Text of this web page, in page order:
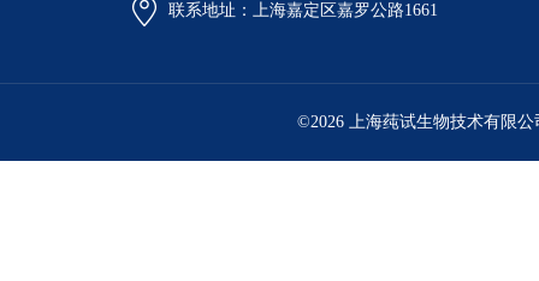
联系地址：上海嘉定区嘉罗公路1661
©2026 上海莼试生物技术有限